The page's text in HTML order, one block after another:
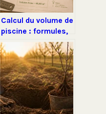
Calcul du volume de
piscine : formules,
erreurs de mesure
et choix des
équipements